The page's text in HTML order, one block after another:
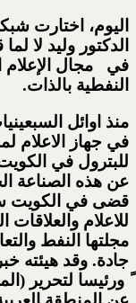
اليوم، اختارت
الدكتور وليد لا
في مجال الإعلام
النفطية بالذات.
منذ اوائل
في جهاز الاعلام
للبترول في
عن هذه الصناعة
قضى في الكويت
للاعلام
مجلتها النفط
جادة. وقد هيئته
ورئيسا لتحرير